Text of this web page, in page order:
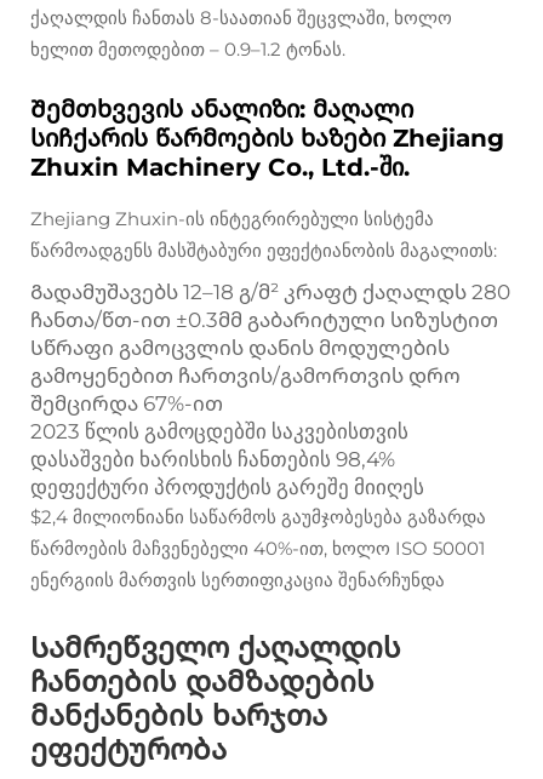
ქაღალდის ჩანთას 8-საათიან შეცვლაში, ხოლო
ხელით მეთოდებით – 0.9–1.2 ტონას.
Შემთხვევის ანალიზი: მაღალი
სიჩქარის წარმოების ხაზები Zhejiang
Zhuxin Machinery Co., Ltd.-ში.
Zhejiang Zhuxin-ის ინტეგრირებული სისტემა
წარმოადგენს მასშტაბური ეფექტიანობის მაგალითს:
Გადამუშავებს 12–18 გ/მ² კრაფტ ქაღალდს 280
ჩანთა/წთ-ით ±0.3მმ გაბარიტული სიზუსტით
Სწრაფი გამოცვლის დანის მოდულების
გამოყენებით ჩართვის/გამორთვის დრო
შემცირდა 67%-ით
2023 წლის გამოცდებში საკვებისთვის
დასაშვები ხარისხის ჩანთების 98,4%
დეფექტური პროდუქტის გარეშე მიიღეს
$2,4 მილიონიანი საწარმოს გაუმჯობესება გაზარდა
წარმოების მაჩვენებელი 40%-ით, ხოლო ISO 50001
ენერგიის მართვის სერთიფიკაცია შენარჩუნდა
Სამრეწველო ქაღალდის
ჩანთების დამზადების
მანქანების ხარჯთა
ეფექტურობა